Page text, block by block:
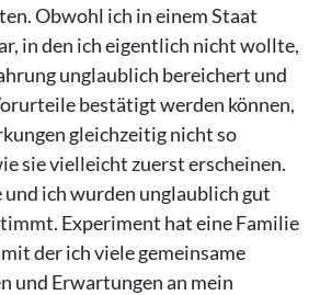
Obwohl ich in einem Staat
in den ich eigentlich nicht wollte,
unglaublich bereichert und
bestätigt werden können,
gleichzeitig nicht so
sie vielleicht zuerst erscheinen.
ich wurden unglaublich gut
Experiment hat eine Familie
der ich viele gemeinsame
und Erwartungen an mein